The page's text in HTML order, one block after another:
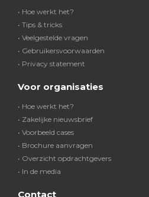
• Hoe werkt het?
• Tips & tricks
• Veelgestelde vragen
• Gebruikersvoorwaarden
• Privacy statement
Voor organisaties
• Hoe werkt het?
• Zakelijke nieuwsbrief
• Voorbeeld cases
• Brochure aanvragen
• Overzicht opdrachtgevers
• In de media
Contact